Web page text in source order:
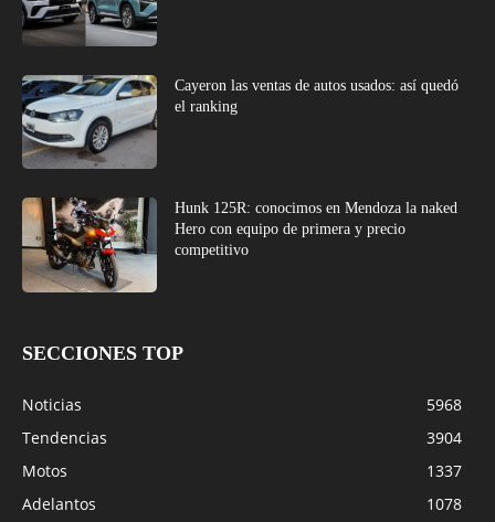
Cayeron las ventas de autos usados: así quedó
el ranking
Hunk 125R: conocimos en Mendoza la naked
Hero con equipo de primera y precio
competitivo
SECCIONES TOP
Noticias
5968
Tendencias
3904
Motos
1337
Adelantos
1078